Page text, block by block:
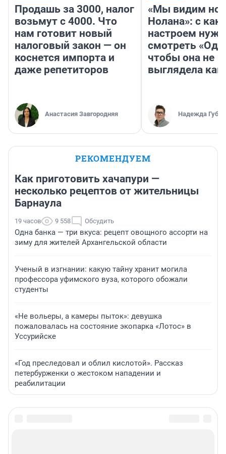
Продашь за 3000, налог
возьмут с 4000. Что
нам готовит новый
налоговый закон — он
коснется импорта и
даже репетиторов
Анастасия Завгородняя
«Мы видим
Нолана»: с
настроем
смотреть
чтобы она не
выглядела как
Надежда
РЕКОМЕНДУЕМ
Как приготовить хачапури —
несколько рецептов от жительницы
Барнаула
19 часов 9 558 Обсудить
Одна банка — три вкуса: рецепт овощного ассорти на
зиму для жителей Архангельской области
Ученый в изгнании: какую тайну хранит могила
профессора уфимского вуза, которого обожали
студенты
«Не вольеры, а камеры пыток»: девушка
пожаловалась на состояние экопарка «Лотос» в
Уссурийске
«Год преследовал и облил кислотой». Рассказ
петербурженки о жестоком нападении и
реабилитации